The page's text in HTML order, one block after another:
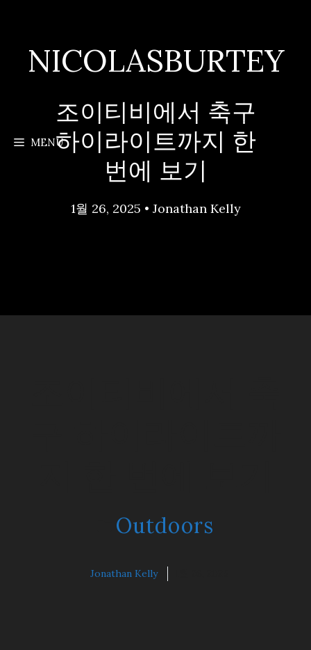
contentNICOLASBURTEY
MENU
조이티비에서 축구
하이라이트까지 한
번에 보기
1월 26, 2025 • Jonathan Kelly
Outdoors
Jonathan Kelly